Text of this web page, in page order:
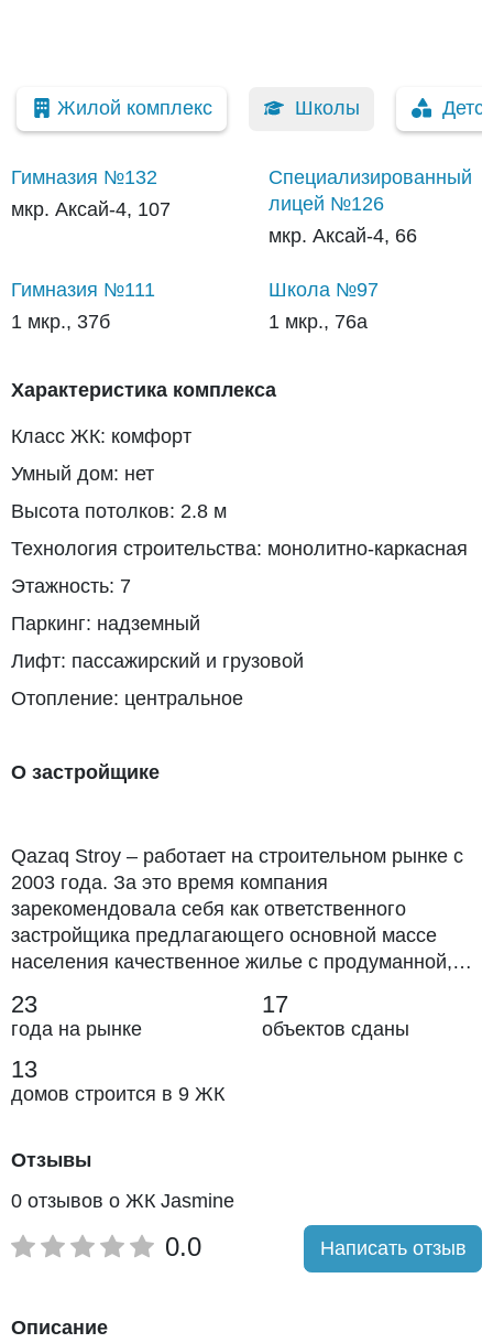
Жилой комплекс Школы
Гимназия №132
мкр. Аксай-4, 107
Специализированный
лицей №126
мкр. Аксай-4, 66
Гимназия №111
1 мкр., 37б
Школа №97
1 мкр., 76а
Характеристика комплекса
Класс ЖК: комфорт
Умный дом: нет
Высота потолков: 2.8 м
Технология строительства: монолитно-каркасная
Этажность: 7
Паркинг: надземный
Лифт: пассажирский и грузовой
Отопление: центральное
О застройщике
Qazaq Strоy – работает на строительном рынке с
2003 года. За это время компания
зарекомендовала себя как ответственного
застройщика предлагающего основной массе
населения качественное жилье с продуманной,
отделки. В течении 18 лет компания «Qazaq Stroy»
возвела такие объекты, как: БЦ «Гальянос»,
офисное здание «Евразийский Банк Развития»,
гостиничный комплекс на Чайковского,
ЖК «Alma City» - 1, - 2, - 3, ЖК «12 месяцев».
23
года на рынке
17
объектов сданы
13
домов строится в 9 ЖК
Отзывы
0 отзывов о ЖК Jasmine
0.0 Написать отзыв
Описание